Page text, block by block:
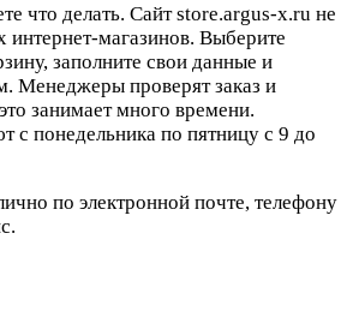
что делать. Сайт store.argus-x.ru не
интернет-магазинов. Выберите
заполните свои данные и
Менеджеры проверят заказ и
занимает много времени.
с понедельника по пятницу с 9 до
по электронной почте, телефону